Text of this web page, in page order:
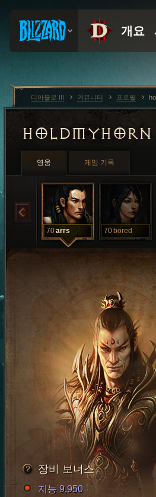
HOLDMYHORN
영웅 게임 기록
70arrs 70 bored
장비 보너스
지능 9,950
디아블로 III 커뮤니티 프로필